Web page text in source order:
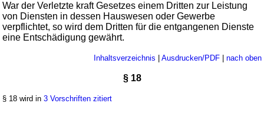
War der Verletzte kraft Gesetzes einem Dritten zur Leistung
von Diensten in dessen Hauswesen oder Gewerbe
verpflichtet, so wird dem Dritten für die entgangenen Dienste
eine Entschädigung gewährt.
Inhaltsverzeichnis Ausdrucken/PDF| nach oben
§ 18
§ 18 wird in3 Vorschriften zitiert